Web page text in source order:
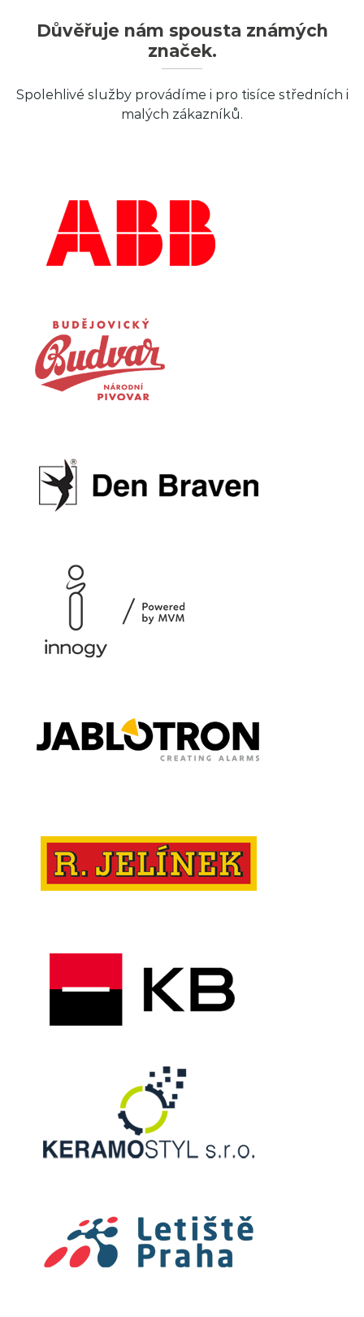
Důvěřuje nám spousta známých
značek.
Spolehlivé služby provádíme i pro tisíce středních i
malých zákazníků.